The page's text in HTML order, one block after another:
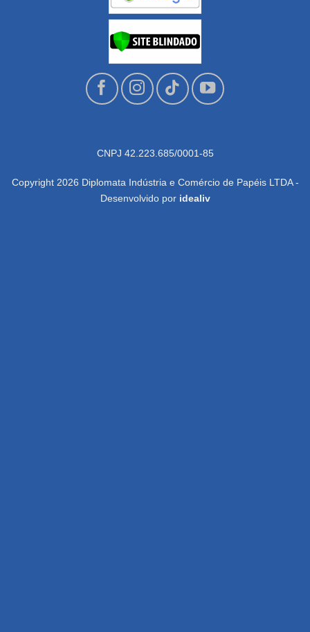
CNPJ 42.223.685/0001-85
Copyright 2026 Diplomata Indústria e Comércio de Papéis LTDA -
Desenvolvido por idealiv